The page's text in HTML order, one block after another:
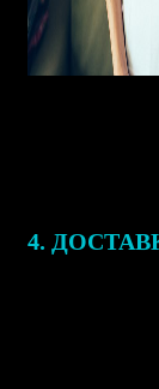
4.
Введите адрес
заказа. Если у